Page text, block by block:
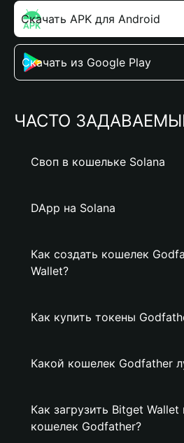
Скачать APK для Android
Скачать из Google Play
ЧАСТО
Своп в кошельке Solana
DApp на Solana
Как создать кошелек
Wallet?
Как купить токены
Какой кошелек Godfather
Как загрузить Bitget Wallet
кошелек Godfather?